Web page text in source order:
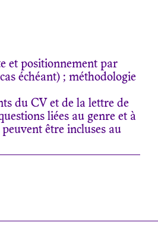
et positionnement par
échéant) ; méthodologie
du CV et de la lettre de
liées au genre et à
être incluses au